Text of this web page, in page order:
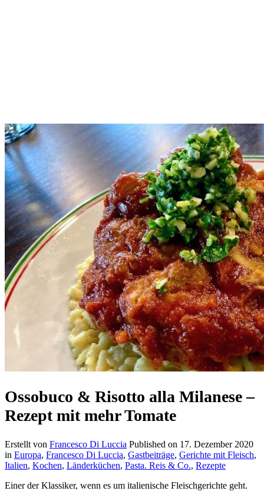
Ossobuco & Risotto alla Milanese –
Rezept mit mehr Tomate
Erstellt von Francesco Di Luccia Published on 17. Dezember 2020
in Europa, Francesco Di Luccia, Gastbeiträge, Gerichte mit Fleisch,
Italien, Kochen, Länderküchen, Pasta. Reis & Co., Rezepte
Einer der Klassiker, wenn es um italienische Fleischgerichte geht.